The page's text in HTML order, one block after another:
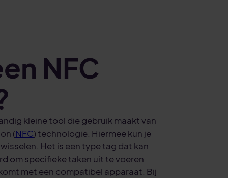
NFC
kleine tool die gebruik maakt van
(NFC) technologie. Hiermee kun je
Het is een type tag dat kan
om specifieke taken uit te voeren
met een compatibel apparaat. Bij